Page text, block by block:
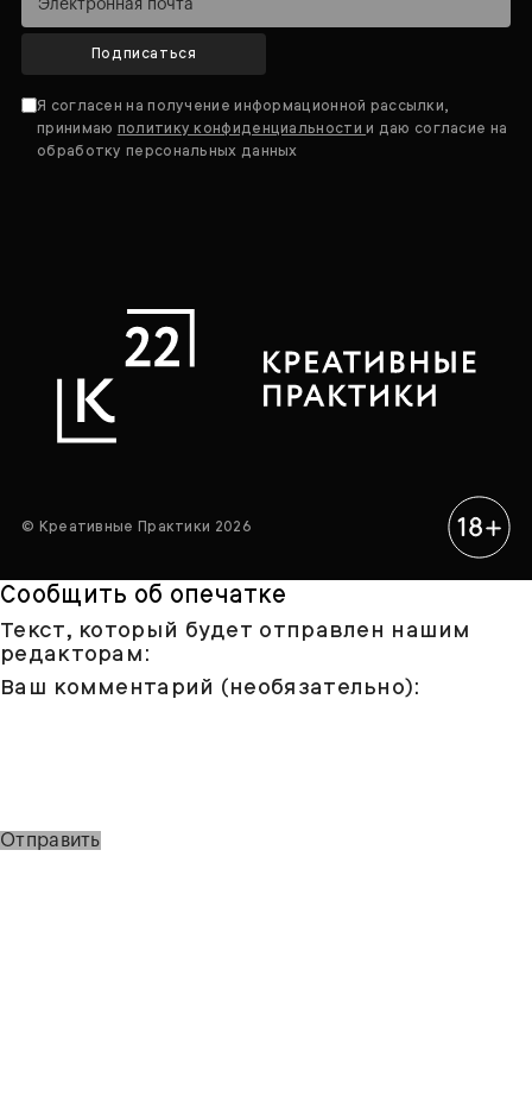
Подписаться
Я согласен на получение информационной рассылки,
принимаю политику конфиденциальностии даю согласие на
обработку персональных данных
© Креативные Практики 2026
Сообщить об опечатке
Текст, который будет отправлен нашим
редакторам:
Ваш комментарий (необязательно):
Отправить